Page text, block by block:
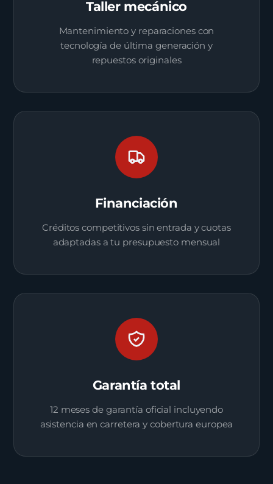
Taller mecánico
Mantenimiento y reparaciones con
tecnología de última generación y
repuestos originales
Financiación
Créditos competitivos sin entrada y cuotas
adaptadas a tu presupuesto mensual
Garantía total
12 meses de garantía oficial incluyendo
asistencia en carretera y cobertura europea